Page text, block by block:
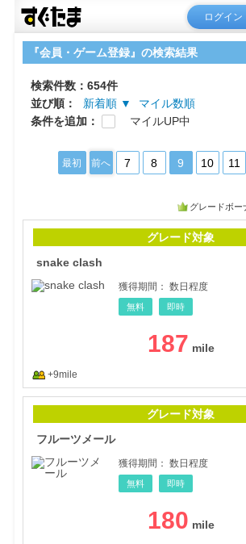
ログイン
『会員・ゲーム登録』の検索結果
検索件数：654件
並び順：
新着順 ▼
マイル数順
条件を追加：
マイルUP中
最初 前へ 7 8 9 10 11
グレードボー
グレード対象
snake clash
獲得期間： 数日程度
無料 即時
187
+9mile
グレード対象
フルーツメール
獲得期間： 数日程度
無料 即時
180